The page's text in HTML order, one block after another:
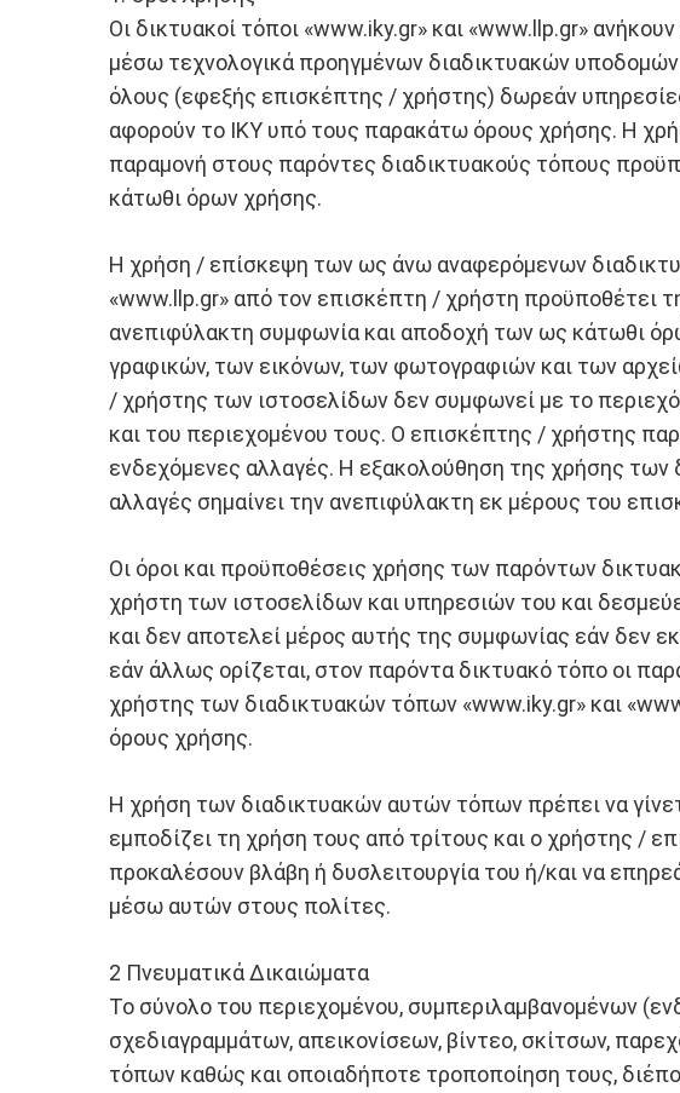
Οι δικτυακοί τόποι «www.iky.gr» και «www.llp.gr»
μέσω τεχνολογικά προηγμένων διαδικτυακών
όλους (εφεξής επισκέπτης / χρήστης) δωρεάν
αφορούν το ΙΚΥ υπό τους παρακάτω όρους χρήσης. Η
παραμονή στους παρόντες διαδικτυακούς τόπους
κάτωθι όρων χρήσης.
Η χρήση / επίσκεψη των ως άνω αναφερόμενων
«www.llp.gr» από τον επισκέπτη / χρήστη προϋποθέτει
ανεπιφύλακτη συμφωνία και αποδοχή των ως κάτωθι
γραφικών, των εικόνων, των φωτογραφιών και των
/ χρήστης των ιστοσελίδων δεν συμφωνεί με το
και του περιεχομένου τους. Ο επισκέπτης / χρήστης
ενδεχόμενες αλλαγές. Η εξακολούθηση της χρήσης των
αλλαγές σημαίνει την ανεπιφύλακτη εκ μέρους του
Οι όροι και προϋποθέσεις χρήσης των παρόντων
χρήστη των ιστοσελίδων και υπηρεσιών του και
και δεν αποτελεί μέρος αυτής της συμφωνίας εάν δεν
εάν άλλως ορίζεται, στον παρόντα δικτυακό τόπο οι
χρήστης των διαδικτυακών τόπων «www.iky.gr» και
όρους χρήσης.
Η χρήση των διαδικτυακών αυτών τόπων πρέπει να
εμποδίζει τη χρήση τους από τρίτους και ο χρήστης /
προκαλέσουν βλάβη ή δυσλειτουργία του ή/και να
μέσω αυτών στους πολίτες.
2 Πνευματικά Δικαιώματα
Το σύνολο του περιεχομένου, συμπεριλαμβανομένων
σχεδιαγραμμάτων, απεικονίσεων, βίντεο, σκίτσων,
τόπων καθώς και οποιαδήποτε τροποποίηση τους,